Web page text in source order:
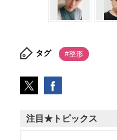
タグ #整形
注目★トピックス